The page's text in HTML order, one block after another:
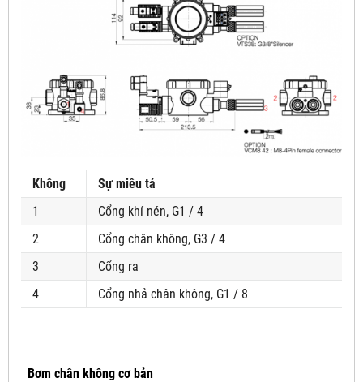
Không
Sự miêu tả
1
Cổng khí nén, G1 / 4
2
Cổng chân không, G3 / 4
3
Cổng ra
4
Cổng nhả chân không, G1 / 8
Bơm chân không cơ bản